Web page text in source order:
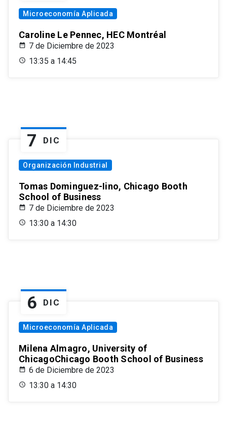
Microeconomía Aplicada
Caroline Le Pennec, HEC Montréal
7 de Diciembre de 2023
13:35 a 14:45
7 DIC
Organización Industrial
Tomas Dominguez-Iino, Chicago Booth
School of Business
7 de Diciembre de 2023
13:30 a 14:30
6 DIC
Microeconomía Aplicada
Milena Almagro, University of
ChicagoChicago Booth School of Business
6 de Diciembre de 2023
13:30 a 14:30